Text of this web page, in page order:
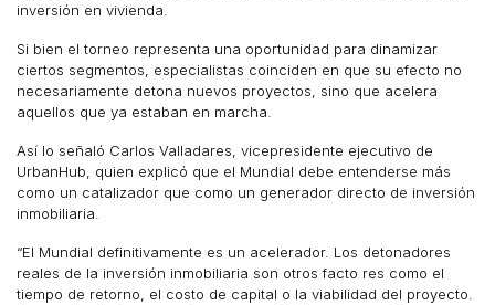
inversión en vivienda.
Si bien el torneo representa una oportunidad para dinamizar
ciertos segmentos, especialistas coinciden en que su efecto no
necesariamente detona nuevos proyectos, sino que acelera
aquellos que ya estaban en marcha.
Así lo señaló Carlos Valladares, vicepresidente ejecutivo de
UrbanHub, quien explicó que el Mundial debe entenderse más
como un catalizador que como un generador directo de inversión
inmobiliaria.
“El Mundial definitivamente es un acelerador. Los detonadores
reales de la inversión inmobiliaria son otros facto res como el
tiempo de retorno, el costo de capital o la viabilidad del proyecto.